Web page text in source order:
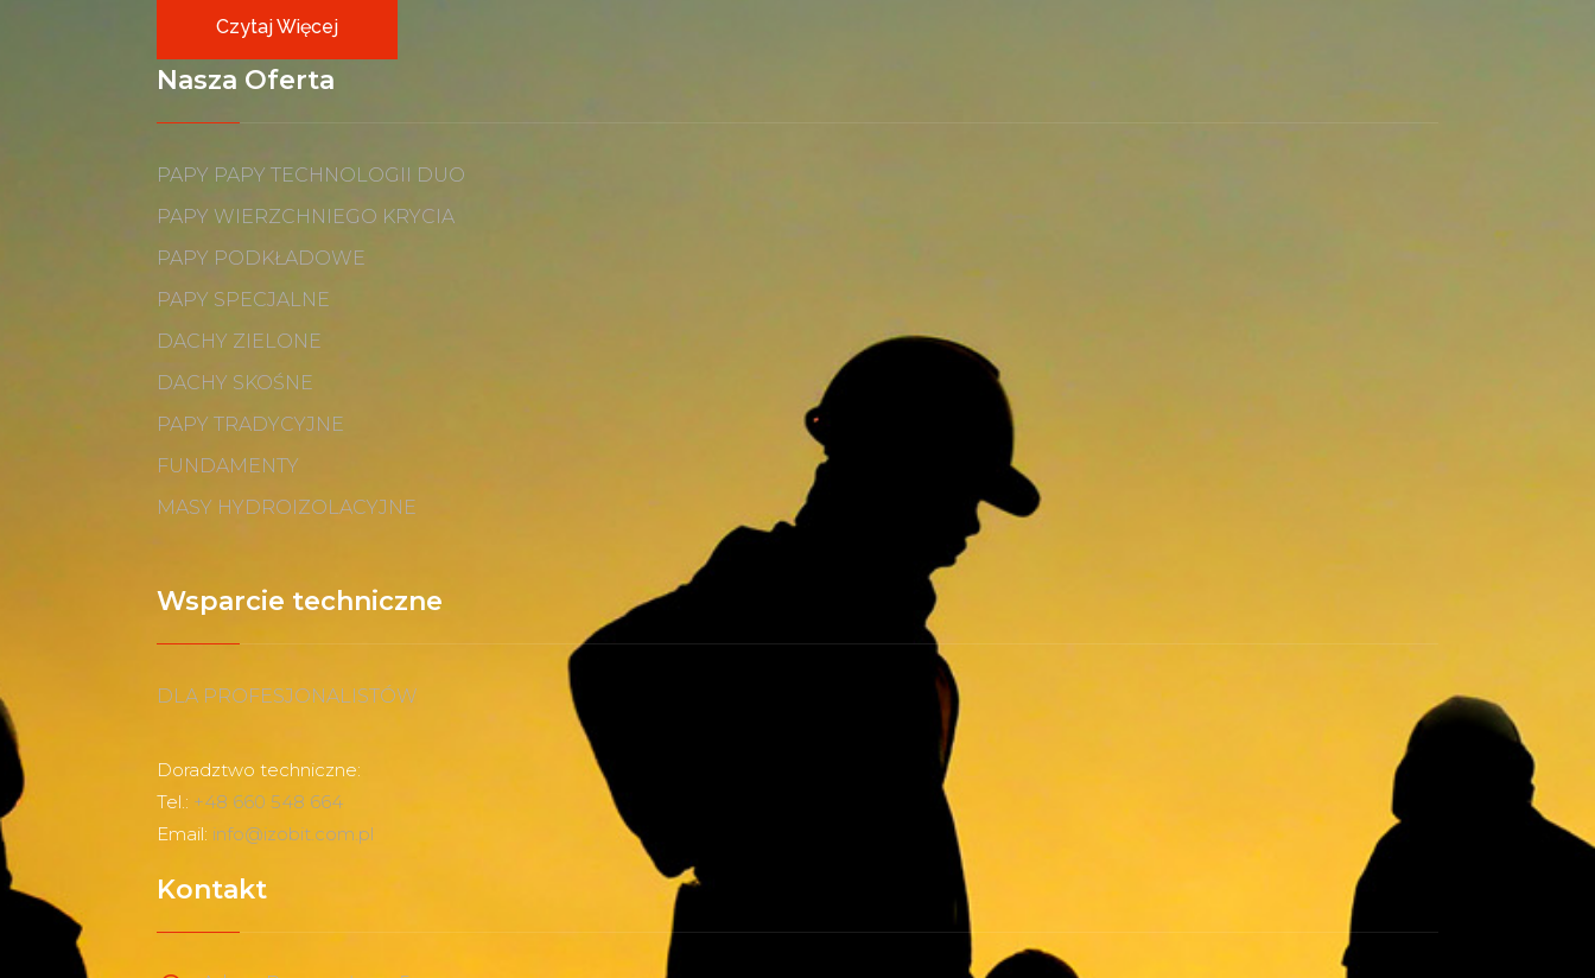
Czytaj Więcej
Nasza Oferta
PAPY PAPY TECHNOLOGII DUO
PAPY WIERZCHNIEGO KRYCIA
PAPY PODKŁADOWE
PAPY SPECJALNE
DACHY ZIELONE
DACHY SKOŚNE
PAPY TRADYCYJNE
FUNDAMENTY
MASY HYDROIZOLACYJNE
Wsparcie techniczne
DLA PROFESJONALISTÓW
Doradztwo techniczne:
Tel.: +48 660 548 664
Email: info@izobit.com.pl
Kontakt